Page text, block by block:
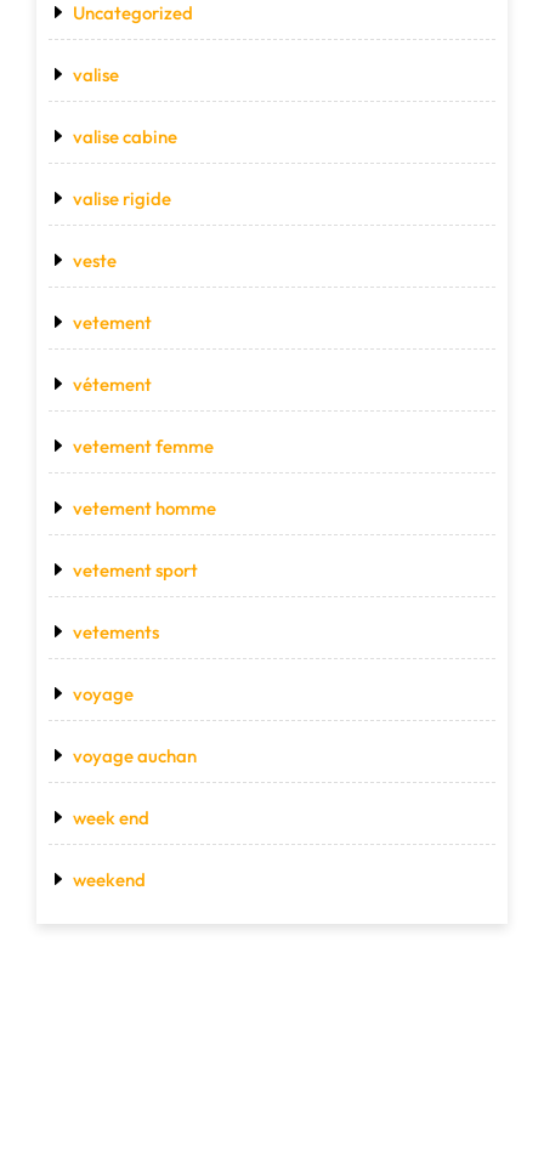
Uncategorized
valise
valise cabine
valise rigide
veste
vetement
vétement
vetement femme
vetement homme
vetement sport
vetements
voyage
voyage auchan
week end
weekend